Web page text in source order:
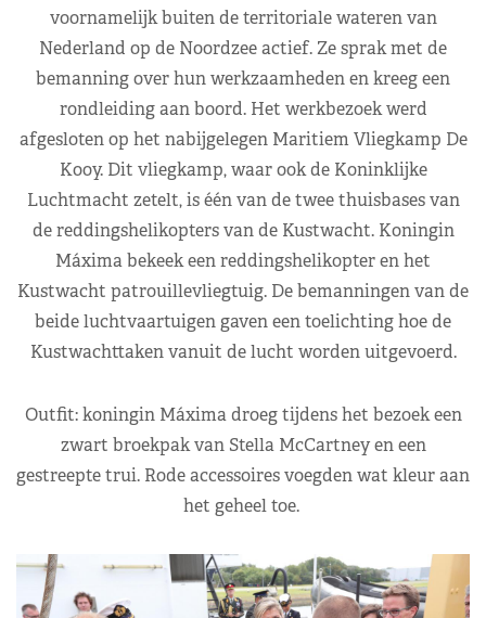
voornamelijk buiten de territoriale wateren van
Nederland op de Noordzee actief. Ze sprak met de
bemanning over hun werkzaamheden en kreeg een
rondleiding aan boord. Het werkbezoek werd
afgesloten op het nabijgelegen Maritiem Vliegkamp De
Kooy. Dit vliegkamp, waar ook de Koninklijke
Luchtmacht zetelt, is één van de twee thuisbases van
de reddingshelikopters van de Kustwacht. Koningin
Máxima bekeek een reddingshelikopter en het
Kustwacht patrouillevliegtuig. De bemanningen van de
beide luchtvaartuigen gaven een toelichting hoe de
Kustwachttaken vanuit de lucht worden uitgevoerd.
Outfit: koningin Máxima droeg tijdens het bezoek een
zwart broekpak van Stella McCartney en een
gestreepte trui. Rode accessoires voegden wat kleur aan
het geheel toe.